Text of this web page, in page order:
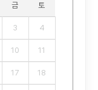
금 토
3 4
10 11
17 18